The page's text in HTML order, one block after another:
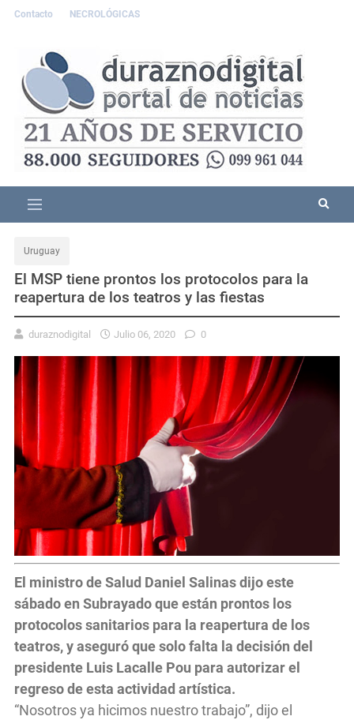
Contacto NECROLÓGICAS
Uruguay
El MSP tiene prontos los protocolos para la
reapertura de los teatros y las fiestas
duraznodigital Julio 06, 2020 0
El ministro de Salud Daniel Salinas dijo este
sábado en Subrayado que están prontos los
protocolos sanitarios para la reapertura de los
teatros, y aseguró que solo falta la decisión del
presidente Luis Lacalle Pou para autorizar el
regreso de esta actividad artística.
“Nosotros ya hicimos nuestro trabajo”, dijo el